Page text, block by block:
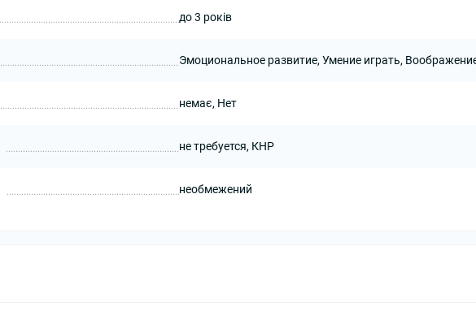
до 3 років
Эмоциональное развитие, Умение играть,
немає, Нет
не требуется, КНР
необмежений